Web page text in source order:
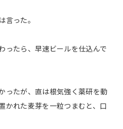
言った。
ったら、早速ビールを仕込んで
ったが、直は根気強く薬研を動
かれた麦芽を一粒つまむと、口